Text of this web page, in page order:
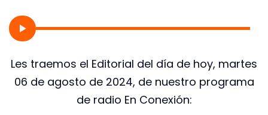
Les traemos el Editorial del día de hoy, martes
06 de agosto de 2024, de nuestro programa
de radio En Conexión: